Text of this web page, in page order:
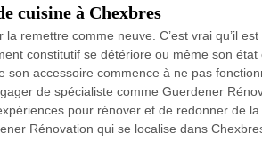
cuisine à Chexbres
remettre comme neuve. C’est vrai qu’il
constitutif se détériore ou même son état
son accessoire commence à ne pas
de spécialiste comme Guerdener
pour rénover et de redonner de la
Rénovation qui se localise dans